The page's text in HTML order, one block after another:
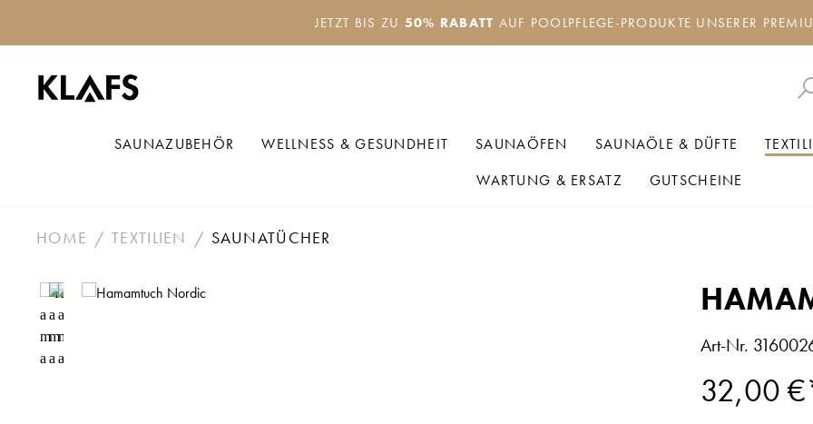
JETZT BIS ZU 50% RABATT AUF POOLPFLEGE-PRODUKTE UNSERER
SAUNAZUBEHÖR WELLNESS & GESUNDHEIT SAUNAÖFEN SAUNAÖLE & DÜFTE
WARTUNG & ERSATZ
GUTSCHEINE
HOME TEXTILIEN SAUNATÜCHER
Bildergalerie überspringen
Art-Nr.
Regulärer Preis:
32,00